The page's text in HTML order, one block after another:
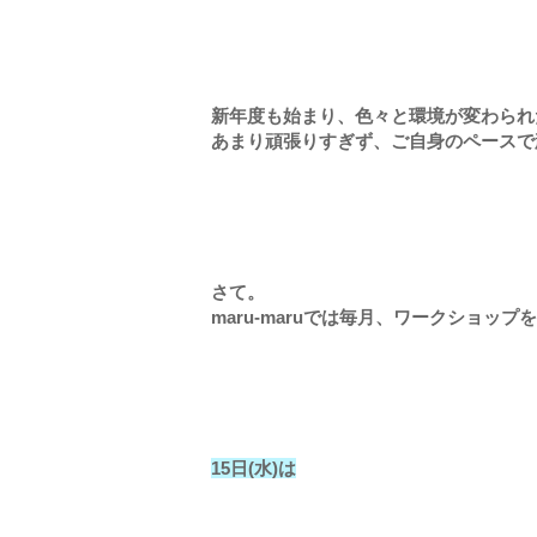
新年度も始まり、色々と環境が変わら
あまり頑張りすぎず、ご自身のペース
さて。
maru-maruでは毎月、ワークショップを
15日(水)は